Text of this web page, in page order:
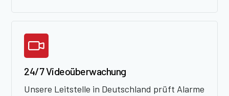
24/7 Videoüberwachung
Unsere Leitstelle in Deutschland prüft Alarme